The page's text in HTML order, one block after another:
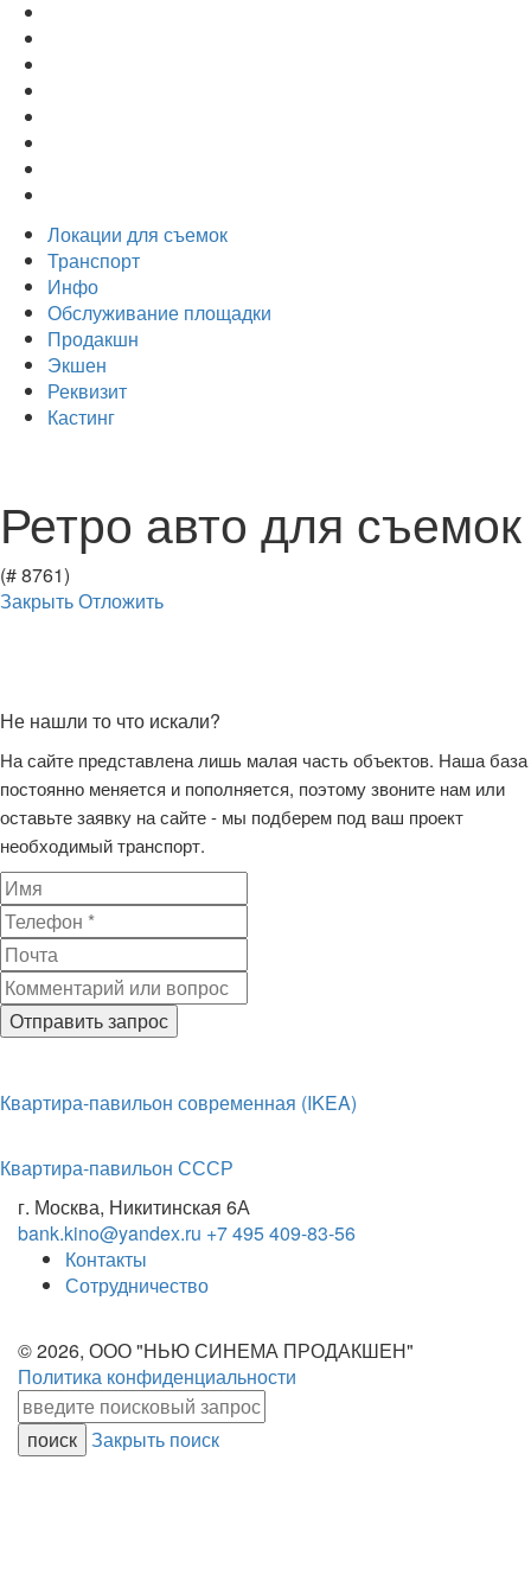
Локации для съемок
Транспорт
Инфо
Обслуживание площадки
Продакшн
Экшен
Реквизит
Кастинг
Ретро авто для съемок
(# 8761)
ЗакрытьОтложить
Не нашли то что искали?
На сайте представлена лишь малая часть объектов. Наша база
постоянно меняется и пополняется, поэтому звоните нам или
оставьте заявку на сайте - мы подберем под ваш проект
необходимый транспорт.
Отправить запрос
Квартира-павильон современная (IKEA)
Квартира-павильон СССР
г. Москва, Никитинская 6А
bank.kino@yandex.ru +7 495 409-83-56
Контакты
Сотрудничество
© 2026, ООО "НЬЮ СИНЕМА ПРОДАКШЕН"
Политика конфиденциальности
Закрыть поиск